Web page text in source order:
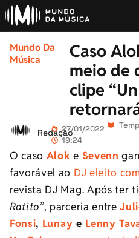
Mundo Da
Música
Caso
meio de
clipe
Redação27/01/2022
19:24
O caso Alok e Sevenn
favorável ao DJ eleito
revista DJ Mag. Após ter
Ratito”, parceria entre
Fonsi, Lunay e Lenny